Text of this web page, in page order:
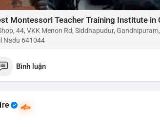
44, VKK Menon Rd, Siddhapudur, Gandhipuram,
Nadu 641044
Bình luận